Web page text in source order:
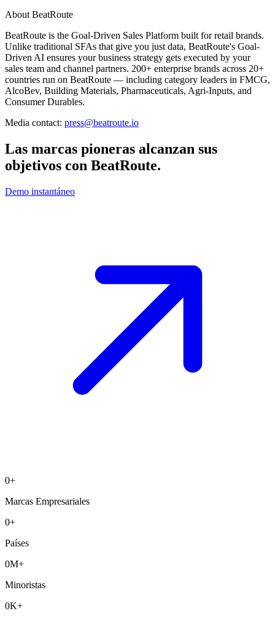
About BeatRoute
BeatRoute is the Goal-Driven Sales Platform built for retail brands.
Unlike traditional SFAs that give you just data, BeatRoute's Goal-
Driven AI ensures your business strategy gets executed by your
sales team and channel partners. 200+ enterprise brands across 20+
countries run on BeatRoute — including category leaders in FMCG,
AlcoBev, Building Materials, Pharmaceuticals, Agri-Inputs, and
Consumer Durables.
Media contact: press@beatroute.io
Las marcas pioneras alcanzan sus
objetivos con BeatRoute.
Demo instantáneo
0+
Marcas Empresariales
0+
Países
0M+
Minoristas
0K+